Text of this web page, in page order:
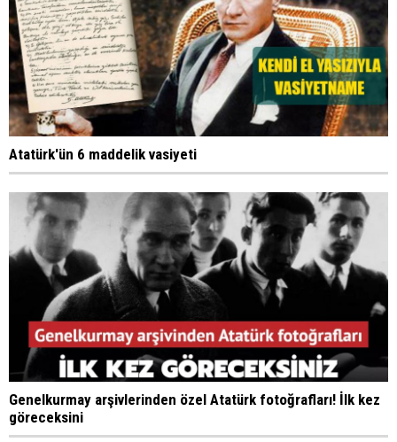
Atatürk'ün 6 maddelik vasiyeti
Genelkurmay arşivlerinden özel Atatürk fotoğrafları! İlk kez
göreceksini